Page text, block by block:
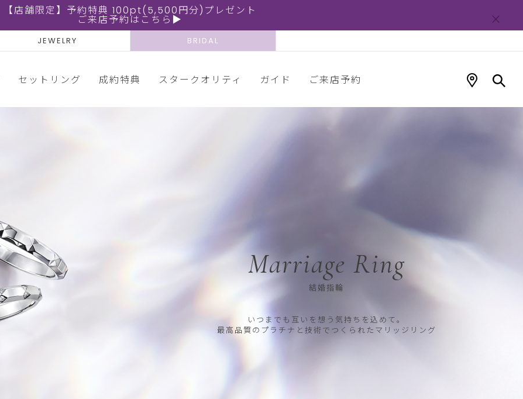
【店舗限定】予約特典 100pt(5,500円分)プレゼント
ご来店予約はこちら▶
JEWELRY BRIDAL
セットリング 成約特典 スタークオリティ ガイド ご来店予約
Marriage Ring
結婚指輪
いつまでも互いを想う気持ちを込めて。
最高品質のプラチナと技術でつくられたマリッジリング